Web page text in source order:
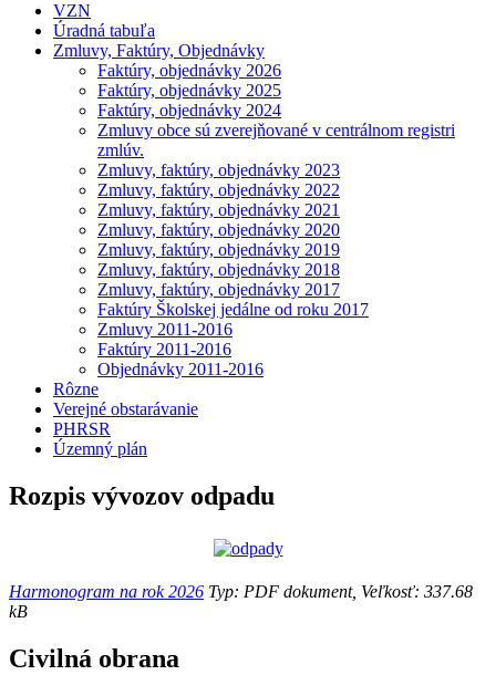
VZN
Úradná tabuľa
Zmluvy, Faktúry, Objednávky
Faktúry, objednávky 2026
Faktúry, objednávky 2025
Faktúry, objednávky 2024
Zmluvy obce sú zverejňované v centrálnom registri
zmlúv.
Zmluvy, faktúry, objednávky 2023
Zmluvy, faktúry, objednávky 2022
Zmluvy, faktúry, objednávky 2021
Zmluvy, faktúry, objednávky 2020
Zmluvy, faktúry, objednávky 2019
Zmluvy, faktúry, objednávky 2018
Zmluvy, faktúry, objednávky 2017
Faktúry Školskej jedálne od roku 2017
Zmluvy 2011-2016
Faktúry 2011-2016
Objednávky 2011-2016
Rôzne
Verejné obstarávanie
PHRSR
Územný plán
Rozpis vývozov odpadu
Harmonogram na rok 2026 Typ: PDF dokument, Veľkosť: 337.68
kB
Civilná obrana